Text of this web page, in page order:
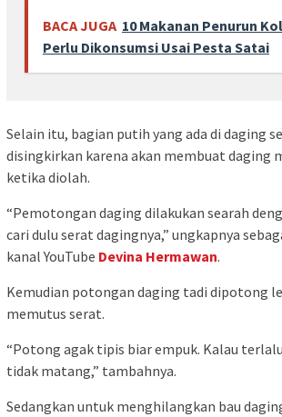
BACA JUGA 10 Makanan Penurun
Perlu Dikonsumsi Usai Pesta Satai
Selain itu, bagian putih yang ada di daging
disingkirkan karena akan membuat daging
ketika diolah.
“Pemotongan daging dilakukan searah
cari dulu serat dagingnya,” ungkapnya
kanal YouTube Devina Hermawan.
Kemudian potongan daging tadi dipotong
memutus serat.
“Potong agak tipis biar empuk. Kalau
tidak matang,” tambahnya.
Sedangkan untuk menghilangkan bau